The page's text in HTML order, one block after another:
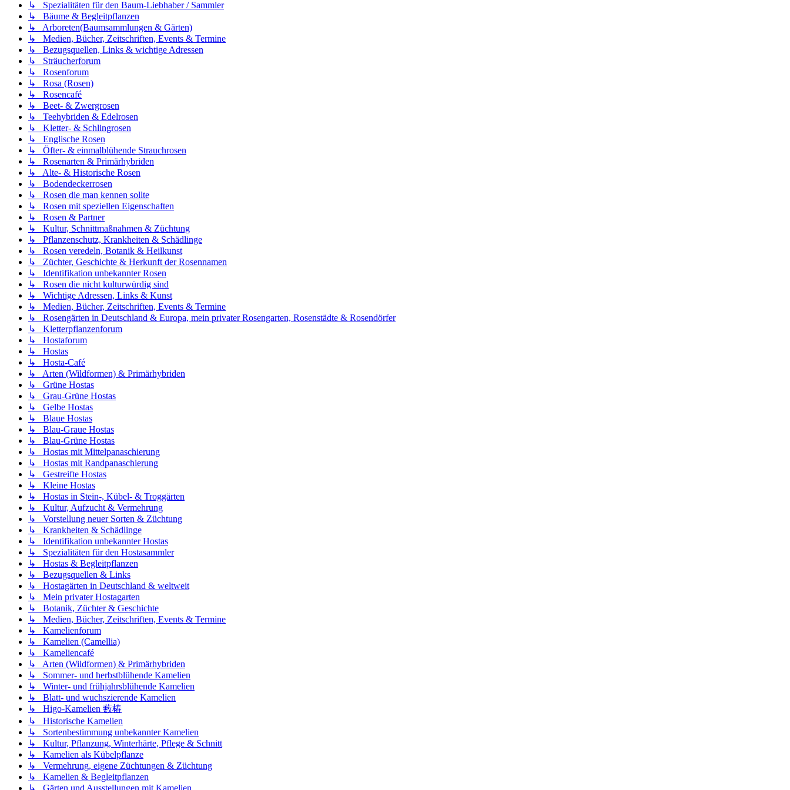
↳ Spezialitäten für den Baum-Liebhaber / Sammler
↳ Bäume & Begleitpflanzen
↳ Arboreten(Baumsammlungen & Gärten)
↳ Medien, Bücher, Zeitschriften, Events & Termine
↳ Bezugsquellen, Links & wichtige Adressen
↳ Sträucherforum
↳ Rosenforum
↳ Rosa (Rosen)
↳ Rosencafé
↳ Beet- & Zwergrosen
↳ Teehybriden & Edelrosen
↳ Kletter- & Schlingrosen
↳ Englische Rosen
↳ Öfter- & einmalblühende Strauchrosen
↳ Rosenarten & Primärhybriden
↳ Alte- & Historische Rosen
↳ Bodendeckerrosen
↳ Rosen die man kennen sollte
↳ Rosen mit speziellen Eigenschaften
↳ Rosen & Partner
↳ Kultur, Schnittmaßnahmen & Züchtung
↳ Pflanzenschutz, Krankheiten & Schädlinge
↳ Rosen veredeln, Botanik & Heilkunst
↳ Züchter, Geschichte & Herkunft der Rosennamen
↳ Identifikation unbekannter Rosen
↳ Rosen die nicht kulturwürdig sind
↳ Wichtige Adressen, Links & Kunst
↳ Medien, Bücher, Zeitschriften, Events & Termine
↳ Rosengärten in Deutschland & Europa, mein privater Rosengarten, Rosenstädte & Rosendörfer
↳ Kletterpflanzenforum
↳ Hostaforum
↳ Hostas
↳ Hosta-Café
↳ Arten (Wildformen) & Primärhybriden
↳ Grüne Hostas
↳ Grau-Grüne Hostas
↳ Gelbe Hostas
↳ Blaue Hostas
↳ Blau-Graue Hostas
↳ Blau-Grüne Hostas
↳ Hostas mit Mittelpanaschierung
↳ Hostas mit Randpanaschierung
↳ Gestreifte Hostas
↳ Kleine Hostas
↳ Hostas in Stein-, Kübel- & Troggärten
↳ Kultur, Aufzucht & Vermehrung
↳ Vorstellung neuer Sorten & Züchtung
↳ Krankheiten & Schädlinge
↳ Identifikation unbekannter Hostas
↳ Spezialitäten für den Hostasammler
↳ Hostas & Begleitpflanzen
↳ Bezugsquellen & Links
↳ Hostagärten in Deutschland & weltweit
↳ Mein privater Hostagarten
↳ Botanik, Züchter & Geschichte
↳ Medien, Bücher, Zeitschriften, Events & Termine
↳ Kamelienforum
↳ Kamelien (Camellia)
↳ Kameliencafé
↳ Arten (Wildformen) & Primärhybriden
↳ Sommer- und herbstblühende Kamelien
↳ Winter- und frühjahrsblühende Kamelien
↳ Blatt- und wuchszierende Kamelien
↳ Higo-Kamelien 藪椿
↳ Historische Kamelien
↳ Sortenbestimmung unbekannter Kamelien
↳ Kultur, Pflanzung, Winterhärte, Pflege & Schnitt
↳ Kamelien als Kübelpflanze
↳ Vermehrung, eigene Züchtungen & Züchtung
↳ Kamelien & Begleitpflanzen
↳ Gärten und Ausstellungen mit Kamelien